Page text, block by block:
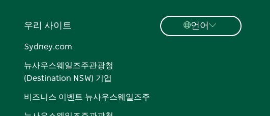
우리 사이트
Sydney.com
뉴사우스웨일즈주관광청
(Destination NSW) 기업
비즈니스 이벤트 뉴사우스웨일즈주
언어